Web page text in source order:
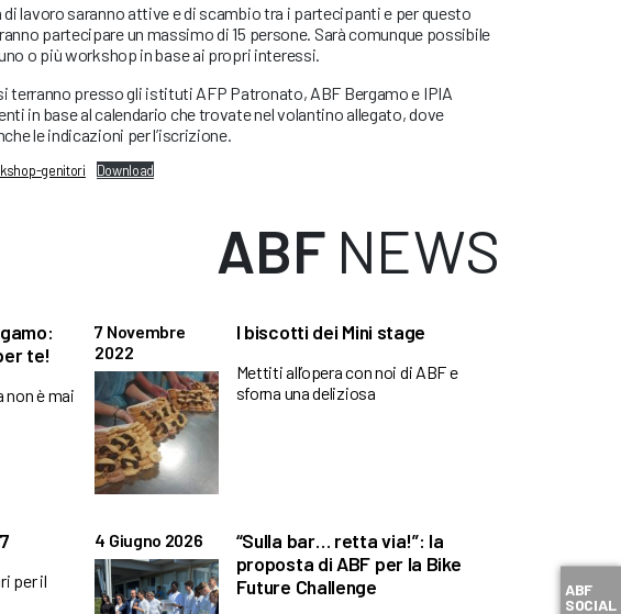
di lavoro saranno attive e di scambio tra i partecipanti e per questo
partecipare un massimo di 15 persone. Sarà comunque possibile
o più workshop in base ai propri interessi.
terranno presso gli istituti AFP Patronato, ABF Bergamo e IPIA
in base al calendario che trovate nel volantino allegato, dove
le indicazioni per l’iscrizione.
genitori Download
ABFNEWS
te!
non è mai
7 Novembre
2022
I biscotti dei Mini stage
Mettiti all’opera con noi di ABF e
sforna una deliziosa
per il
4 Giugno 2026
“Sulla bar… retta via!”: la
proposta di ABF per la Bike
Future Challenge
ABF
SOCIAL